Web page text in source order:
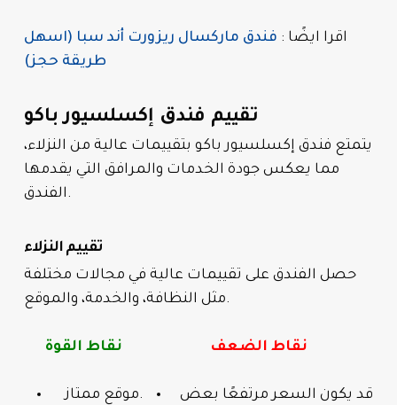
اقرا ايضًا : فندق ماركسال ريزورت أند سبا (اسهل
طريقة حجز)
تقييم فندق إكسلسيور باكو
يتمتع فندق إكسلسيور باكو بتقييمات عالية من النزلاء،
مما يعكس جودة الخدمات والمرافق التي يقدمها
الفندق.
تقييم النزلاء
حصل الفندق على تقييمات عالية في مجالات مختلفة
مثل النظافة، والخدمة، والموقع.
نقاط القوة
موقع ممتاز.
نقاط الضعف
قد يكون السعر مرتفعًا بعض